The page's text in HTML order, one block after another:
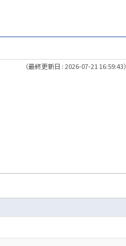
（最終更新日 : 2026-07-21 16:59:43）